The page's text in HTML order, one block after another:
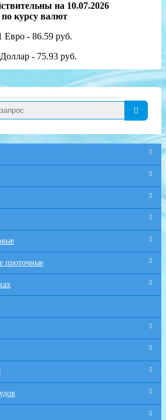
на 10.07.2026
по курсу валют
Евро - 86.59 руб.
- 75.93 руб.
проточные